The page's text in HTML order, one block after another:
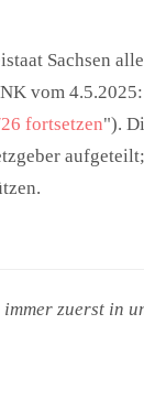
Sachsen
vom 4.5.2025:
fortsetzen").
zuerst in